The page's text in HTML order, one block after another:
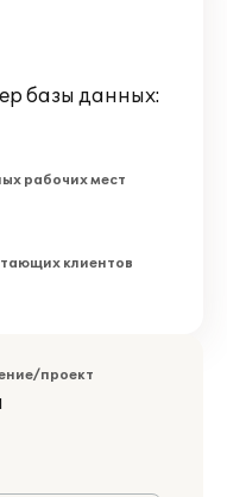
базы данных:
рабочих мест
клиентов
проект